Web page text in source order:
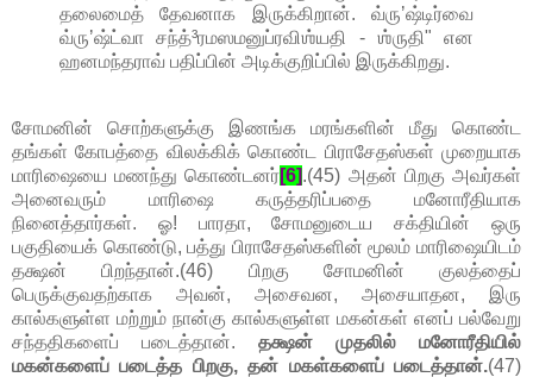
தலைமைத் தேவனாக இருக்கிறான். வ்ருʼஷ்டிர்வை
வ்ருʼஷ்ட்வா சந்த்³ரமஸமனுப்ரவிஶ்யதி - ஶ்ருதி" என
ஹனமந்தராவ் பதிப்பின் அடிக்குறிப்பில் இருக்கிறது.
சோமனின் சொற்களுக்கு இணங்க மரங்களின் மீது கொண்ட
தங்கள் கோபத்தை விலக்கிக் கொண்ட பிராசேதஸ்கள் முறையாக
மாரிஷையை மணந்து கொண்டனர்[6].(45) அதன் பிறகு அவர்கள்
அனைவரும் மாரிஷை கருத்தரிப்பதை மனோரீதியாக
நினைத்தார்கள். ஓ! பாரதா, சோமனுடைய சக்தியின் ஒரு
பகுதியைக் கொண்டு, பத்து பிராசேதஸ்களின் மூலம் மாரிஷையிடம்
தக்ஷன் பிறந்தான்.(46) பிறகு சோமனின் குலத்தைப்
பெருக்குவதற்காக அவன், அசைவன, அசையாதன, இரு
கால்களுள்ள மற்றும் நான்கு கால்களுள்ள மகன்கள் எனப் பல்வேறு
சந்ததிகளைப் படைத்தான். தக்ஷன் முதலில் மனோரீதியில்
மகன்களைப் படைத்த பிறகு, தன் மகள்களைப் படைத்தான்.(47)